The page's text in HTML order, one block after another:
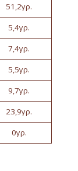
51,2γρ.
5,4γρ.
7,4γρ.
5,5γρ.
9,7γρ.
23,9γρ.
0γρ.